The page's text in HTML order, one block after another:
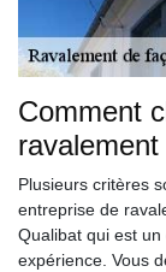
Comment
Plusieurs critères
entreprise de
Qualibat qui est un
expérience. Vous